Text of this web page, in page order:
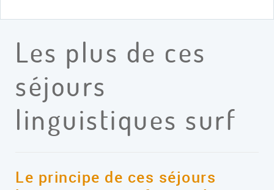
Les plus de ces
séjours
linguistiques surf
Le principe de ces séjours